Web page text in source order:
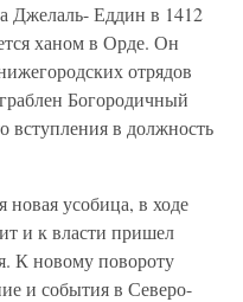
Джелаль- Еддин в 1412
ханом в Орде. Он
отрядов
Богородичный
вступления в должность
новая усобица, в ходе
и к власти пришел
К новому повороту
и события в Северо-